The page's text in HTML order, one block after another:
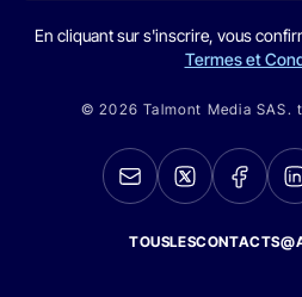
En cliquant sur s'inscrire, vous
Termes et
© 2026 Talmont Media SAS.